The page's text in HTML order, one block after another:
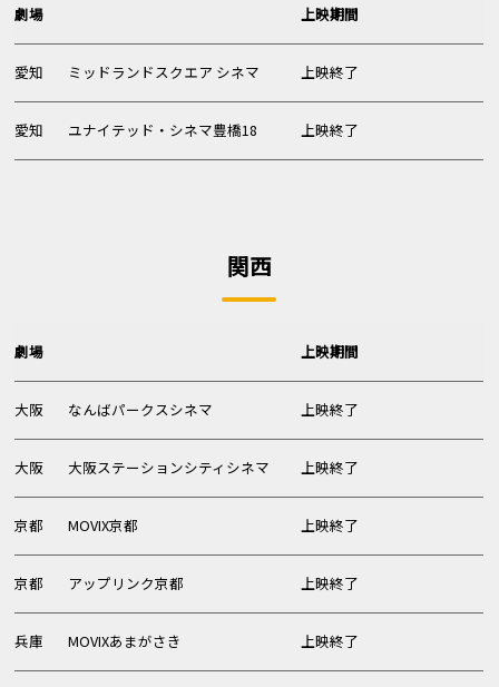
劇場 上映期間
愛知 ミッドランドスクエア シネマ 上映終了
愛知 ユナイテッド・シネマ豊橋18 上映終了
関西
劇場 上映期間
大阪 なんばパークスシネマ 上映終了
大阪 大阪ステーションシティシネマ 上映終了
京都 MOVIX京都 上映終了
京都 アップリンク京都 上映終了
兵庫 MOVIXあまがさき 上映終了